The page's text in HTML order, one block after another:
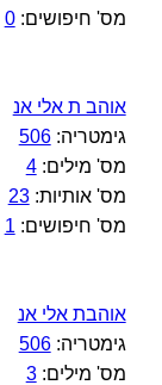
מס' חיפושים:0
אוהב ת אלי אנ
גימטריה:506
מס' מילים:4
מס' אותיות:23
מס' חיפושים: 1
אוהבת אלי אנ
גימטריה:506
מס' מילים:3